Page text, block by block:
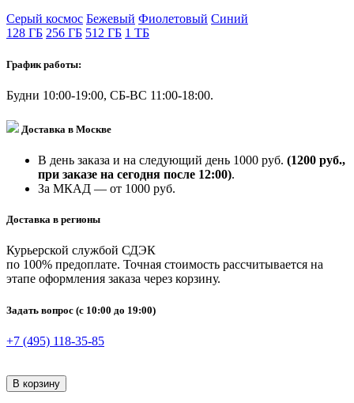
Серый космос Бежевый Фиолетовый Синий
128 ГБ 256 ГБ 512 ГБ 1 ТБ
График работы:
Будни 10:00-19:00, СБ-ВС 11:00-18:00.
Доставка в Москве
В день заказа и на следующий день 1000 руб. (1200 руб.,
при заказе на сегодня после 12:00).
За МКАД — от 1000 руб.
Доставка в регионы
Курьерской службой СДЭК
по 100% предоплате. Точная стоимость рассчитывается на
этапе оформления заказа через корзину.
Задать вопрос (с 10:00 до 19:00)
+7 (495) 118-35-85
В корзину